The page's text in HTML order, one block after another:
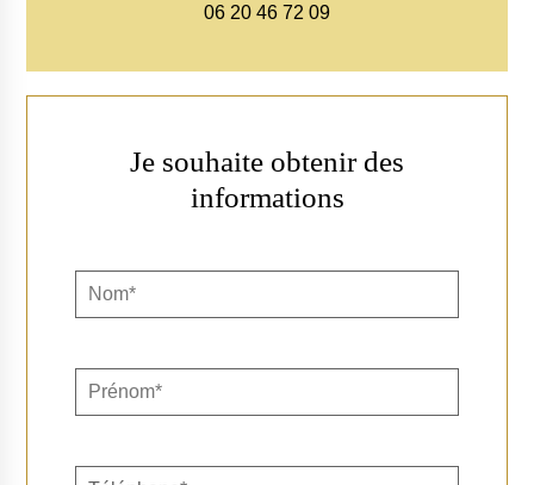
06 20 46 72 09
Je souhaite obtenir des
informations